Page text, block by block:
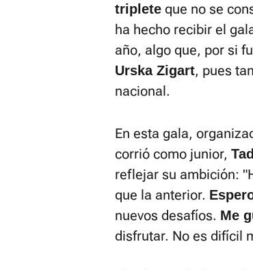
triplete que no se
ha hecho recibir el
año, algo que, por si
Urska Zigart, pues
nacional.
En esta gala,
corrió como junior,
reflejar su ambición:
que la anterior.
nuevos desafíos. Me
disfrutar. No es difícil